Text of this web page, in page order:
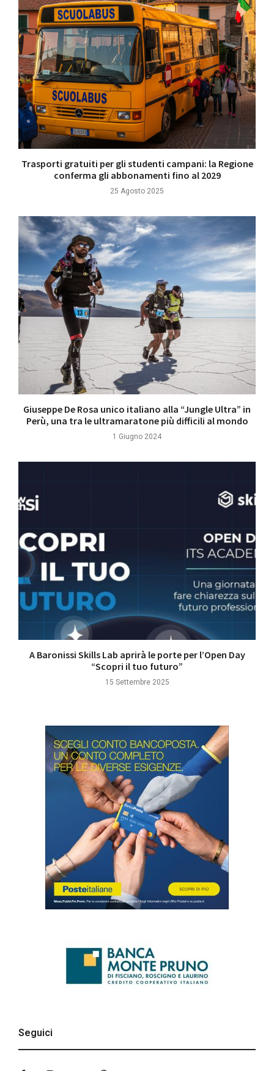
Trasporti gratuiti per gli studenti campani: la Regione
conferma gli abbonamenti fino al 2029
25 Agosto 2025
Giuseppe De Rosa unico italiano alla “Jungle Ultra” in
Perù, una tra le ultramaratone più difficili al mondo
1 Giugno 2024
A Baronissi Skills Lab aprirà le porte per l’Open Day
“Scopri il tuo futuro”
15 Settembre 2025
Seguici